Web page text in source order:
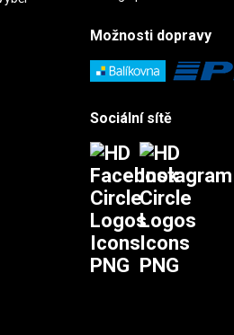
Možnostidopravy
Sociální sítě